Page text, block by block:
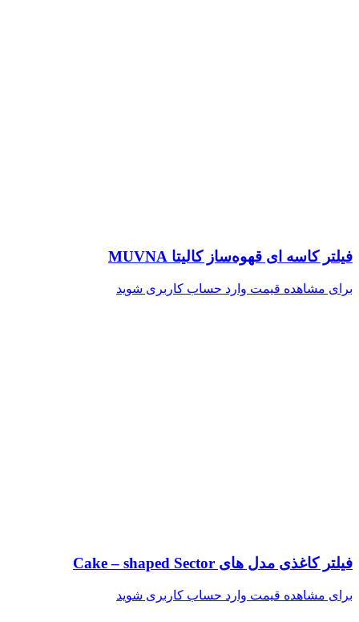
فیلتر کاسه ای قهوه‌ساز کالیتا MUVNA
برای مشاهده قیمت وارد حساب کاربری شوید
فیلتر کاغذی مدل های Cake – shaped Sector
برای مشاهده قیمت وارد حساب کاربری شوید